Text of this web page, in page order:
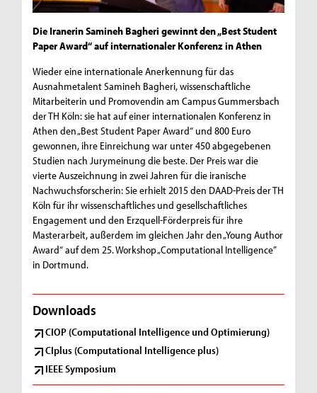
Die Iranerin Samineh Bagheri gewinnt den „Best Student
Paper Award“ auf internationaler Konferenz in Athen
Wieder eine internationale Anerkennung für das
Ausnahmetalent Samineh Bagheri, wissenschaftliche
Mitarbeiterin und Promovendin am Campus Gummersbach
der TH Köln: sie hat auf einer internationalen Konferenz in
Athen den „Best Student Paper Award“ und 800 Euro
gewonnen, ihre Einreichung war unter 450 abgegebenen
Studien nach Jurymeinung die beste. Der Preis war die
vierte Auszeichnung in zwei Jahren für die iranische
Nachwuchsforscherin: Sie erhielt 2015 den DAAD-Preis der TH
Köln für ihr wissenschaftliches und gesellschaftliches
Engagement und den Erzquell-Förderpreis für ihre
Masterarbeit, außerdem im gleichen Jahr den „Young Author
Award“ auf dem 25. Workshop „Computational Intelligence”
in Dortmund.
Downloads
CIOP (Computational Intelligence und Optimierung)
CIplus (Computational Intelligence plus)
IEEE Symposium